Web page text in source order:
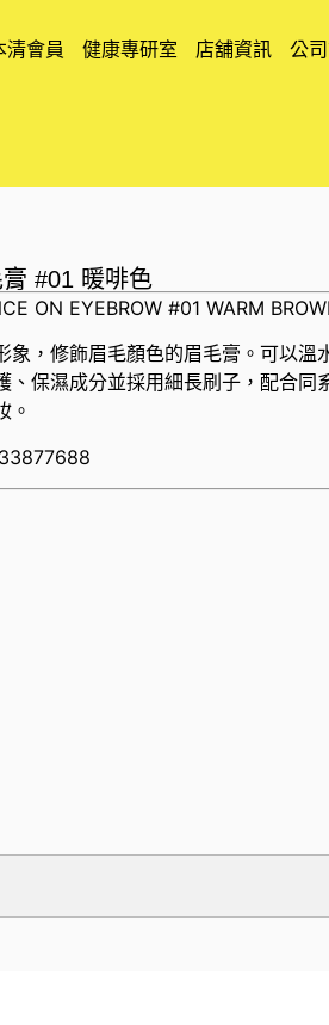
清會員 健康專研室 店舖資訊 公
#01 暖啡色
ON EYEBROW #01 WARM
象，修飾眉毛顏色的眉毛膏。可以溫
、保濕成分並採用細長刷子，配合同
。